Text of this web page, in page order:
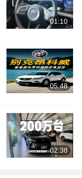
01:10
05:48
02:38